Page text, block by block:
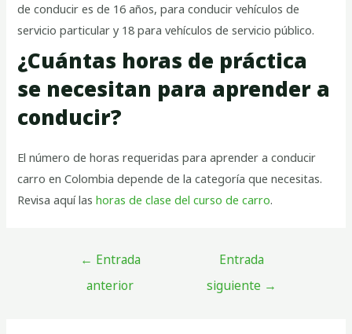
de conducir es de 16 años, para conducir vehículos de
servicio particular y 18 para vehículos de servicio público.
¿Cuántas horas de práctica
se necesitan para aprender a
conducir?
El número de horas requeridas para aprender a conducir
carro en Colombia depende de la categoría que necesitas.
Revisa aquí lashoras de clase del curso de carro.
← Entrada
anterior
Entrada
siguiente →